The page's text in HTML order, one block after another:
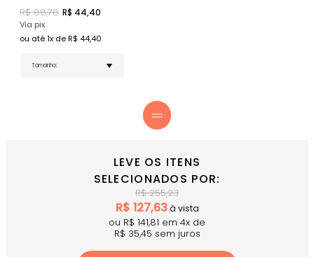
R$88,78 R$ 44,40
Via pix
ou até1x de R$ 44,40
LEVE OS ITENS
SELECIONADOS POR:
R$255,23
R$ 127,63à vista
ou R$ 141,81 em 4x de
R$ 35,45 sem juros